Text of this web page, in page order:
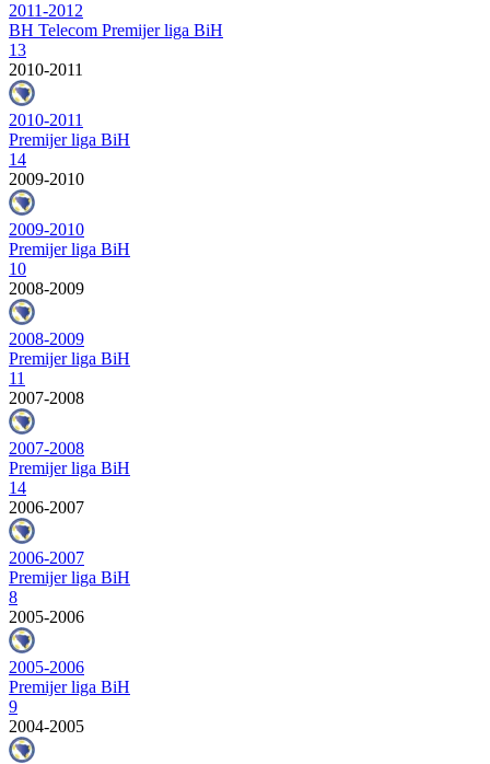
2011-2012
BH Telecom Premijer liga BiH
13
2010-2011
2010-2011
Premijer liga BiH
14
2009-2010
2009-2010
Premijer liga BiH
10
2008-2009
2008-2009
Premijer liga BiH
11
2007-2008
2007-2008
Premijer liga BiH
14
2006-2007
2006-2007
Premijer liga BiH
8
2005-2006
2005-2006
Premijer liga BiH
9
2004-2005